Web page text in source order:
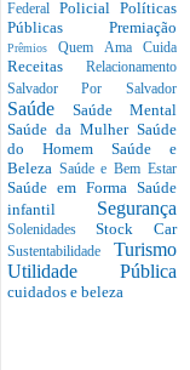
Federal Policial Políticas
Públicas Premiação
PrêmiosQuem Ama Cuida
Receitas Relacionamento
Salvador Por Salvador
Saúde Saúde Mental
Saúde da Mulher Saúde
do Homem Saúde e
Beleza Saúde e Bem Estar
Saúde em Forma Saúde
infantil Segurança
SolenidadesStock Car
Sustentabilidade Turismo
Utilidade Pública
cuidados e beleza